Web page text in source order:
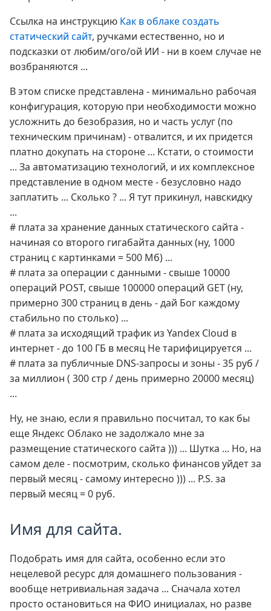
Ссылка на инструкцию Как в облаке создать
статический сайт, ручками естественно, но и
подсказки от любим/ого/ой ИИ - ни в коем случае не
возбраняются ...
В этом списке представлена - минимально рабочая
конфигурация, которую при необходимости можно
усложнить до безобразия, но и часть услуг (по
техническим причинам) - отвалится, и их придется
платно докупать на стороне ... Кстати, о стоимости
... За автоматизацию технологий, и их комплексное
представление в одном месте - безусловно надо
заплатить ... Сколько ? ... Я тут прикинул, навскидку
...
# плата за хранение данных статического сайта -
начиная со второго гигабайта данных (ну, 1000
страниц с картинками = 500 Мб) ...
# плата за операции с данными - свыше 10000
операций POST, свыше 100000 операций GET (ну,
примерно 300 страниц в день - дай Бог каждому
стабильно по столько) ...
# плата за исходящий трафик из Yandex Cloud в
интернет - до 100 ГБ в месяц Не тарифицируется ...
# плата за публичные DNS-запросы и зоны - 35 руб /
за миллион ( 300 стр / день примерно 20000 месяц)
...
Ну, не знаю, если я правильно посчитал, то как бы
еще Яндекс Облако не задолжало мне за
размещение статического сайта ))) ... Шутка ... Но, на
самом деле - посмотрим, сколько финансов уйдет за
первый месяц - самому интересно ))) ... P.S. за
первый месяц = 0 руб.
Имя для сайта.
Подобрать имя для сайта, особенно если это
нецелевой ресурс для домашнего пользования -
вообще нетривиальная задача ... Сначала хотел
просто остановиться на ФИО инициалах, но разве